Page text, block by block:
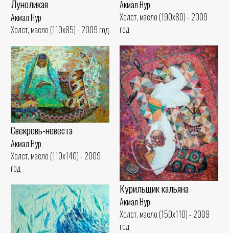
Акмал Нур
Холст, масло (190x80) - 2009
год
Луноликая
Акмал Нур
Холст, масло (110x85) - 2009 год
Курильщик кальяна
Акмал Нур
Холст, масло (150x110) - 2009
год
Свекровь-невеста
Акмал Нур
Холст, масло (110x140) - 2009
год